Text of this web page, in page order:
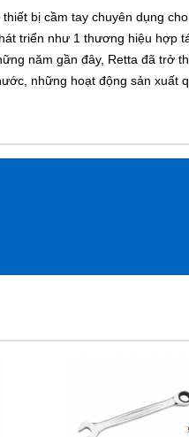
bị cầm tay chuyên dụng
triển như 1 thương hiệu hợp
năm gần đây, Retta đã
những hoạt động sản xuất